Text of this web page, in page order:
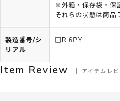
※外箱・保存袋・保
それらの状態は商品
製造番号/シ
リアル
□R 6PY
Item Review アイテムレ